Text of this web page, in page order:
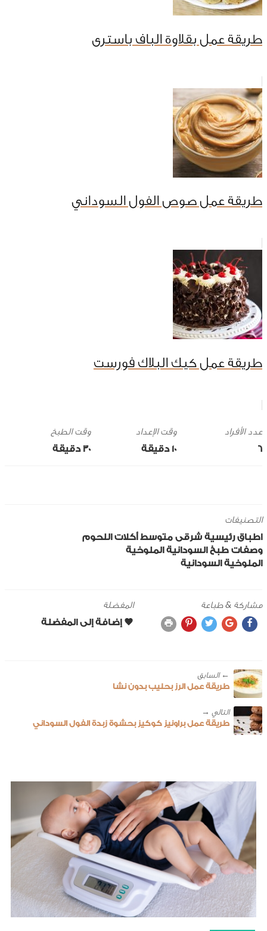
طريقة عمل بقلاوة الباف باسترى
طريقة عمل صوص الفول السوداني
طريقة عمل كيك البلاك فورست
6
وقت الإعداد
10 ‎دقيقة
وقت الطبخ
30 ‎دقيقة
التصنيفات
اطباق رئيسية شرقى متوسط أكلات اللحوم
وصفات طبخ السودانية الملوخية
الملوخية السودانية
مشاركة & طباعة المفضلة
← ‎السابق
طريقة عمل الرز بحليب بدون نشا
طريقة عمل براونيز كوكيز بحشوة زبدة الفول السوداني